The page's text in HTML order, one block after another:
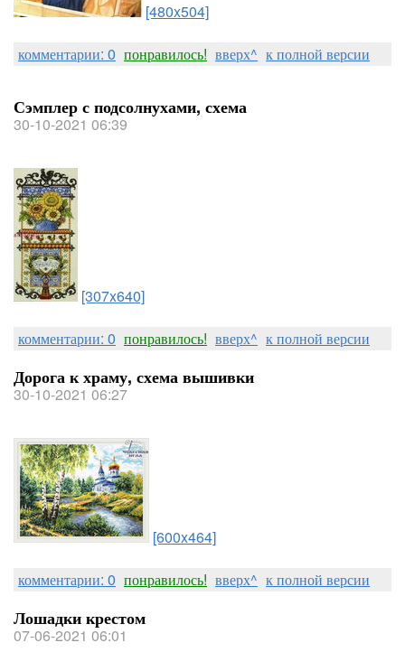
[480x504]
комментарии: 0 понравилось! вверх^ к полной версии
Сэмплер с подсолнухами, схема
30-10-2021 06:39
[307x640]
комментарии: 0 понравилось! вверх^ к полной версии
Дорога к храму, схема вышивки
30-10-2021 06:27
[600x464]
комментарии: 0 понравилось! вверх^ к полной версии
Лошадки крестом
07-06-2021 06:01